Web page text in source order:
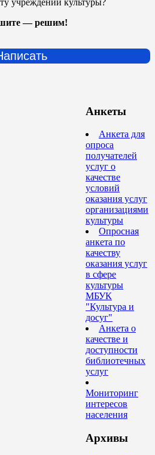
учреждений культуры?
— решим!
Анкеты
Анкета для
опроса
получателей
услуг о
качестве
условий
оказания услуг
организациями
культуры
Опросная
анкета по
качеству
оказания услуг
в сфере
культуры
МБУК
"Культура и
досуг"
Анкета о
качестве и
доступности
библиотечных
услуг
Мониторинг
интересов
населения
Архивы